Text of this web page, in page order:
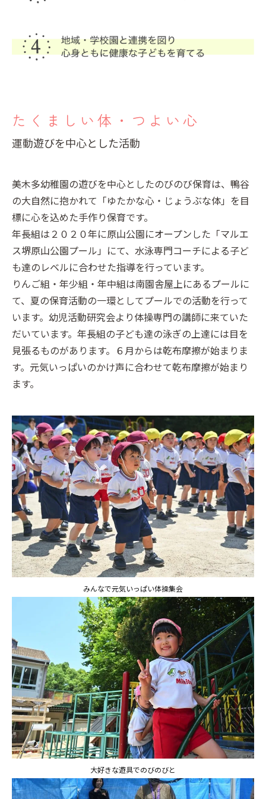
たくましい体・つよい心
運動遊びを中心とした活動
美木多幼稚園の遊びを中心としたのびのび保育は、鴨谷
の大自然に抱かれて「ゆたかな心・じょうぶな体」を目
標に心を込めた手作り保育です。
年長組は２０２０年に原山公園にオープンした「マルエ
ス堺原山公園プール」にて、水泳専門コーチによる子ど
も達のレベルに合わせた指導を行っています。
りんご組・年少組・年中組は南園舎屋上にあるプールに
て、夏の保育活動の一環としてプールでの活動を行って
います。幼児活動研究会より体操専門の講師に来ていた
だいています。年長組の子ども達の泳ぎの上達には目を
見張るものがあります。６月からは乾布摩擦が始まりま
す。元気いっぱいのかけ声に合わせて乾布摩擦が始まり
ます。
みんなで元気いっぱい体操集会
大好きな遊具でのびのびと